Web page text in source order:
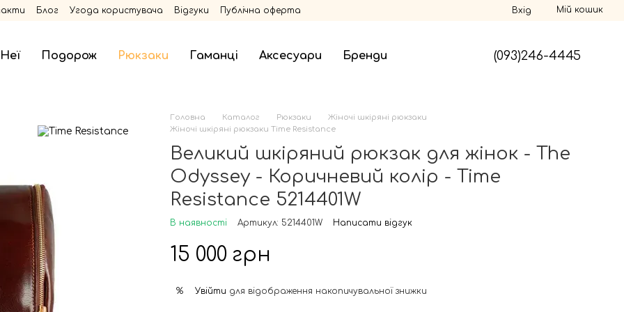
Блог Угода користувача Відгуки Публічна оферта Вхід Мій кошик
Подорож Рюкзаки Гаманці Аксесуари Бренди (093)246-4445
Головна Каталог Рюкзаки
Жіночі шкіряні рюкзаки
Жіночі шкіряні рюкзаки Time Resistance
Великий шкіряний рюкзак для жінок - The
Odyssey - Коричневий колір - Time
Resistance 5214401W
В наявності Артикул: 5214401W Написати відгук
15 000 грн
% Увійти для відображення накопичувальної знижки